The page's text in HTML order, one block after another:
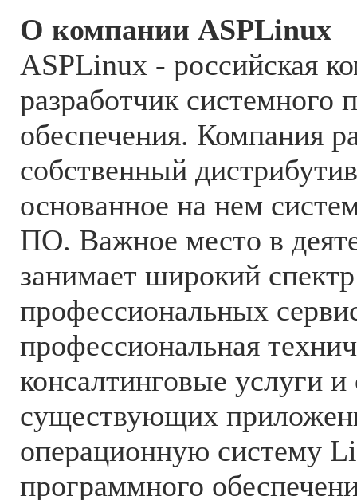
О компании ASPLinux
ASPLinux - российская
разработчик системного
обеспечения. Компания
собственный
основанное на нем
ПО. Важное место в
занимает широкий спектр
профессиональных
профессиональная
консалтинговые услуги
существующих
операционную систему
программного